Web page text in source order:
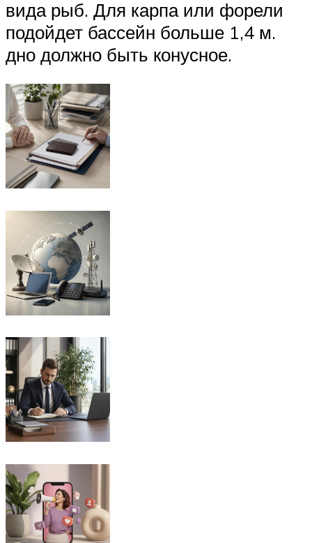
вида рыб. Для карпа или форели
подойдет бассейн больше 1,4 м.
дно должно быть конусное.